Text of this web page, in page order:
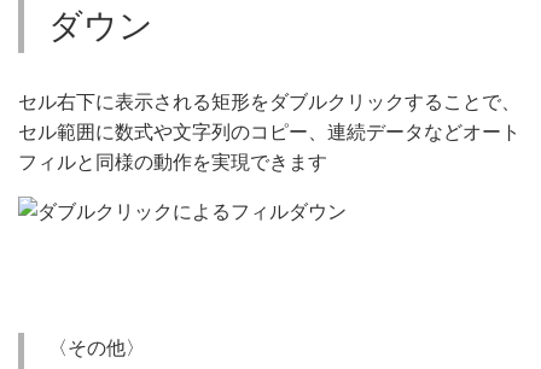
ダウン
セル右下に表示される矩形をダブルクリックすることで、
セル範囲に数式や文字列のコピー、連続データなどオート
フィルと同様の動作を実現できます
〈その他〉